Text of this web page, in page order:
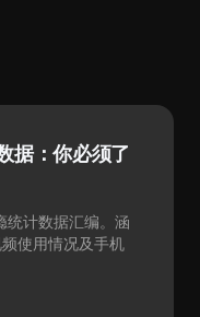
据：你必须了
计数据汇编。涵
使用情况及手机